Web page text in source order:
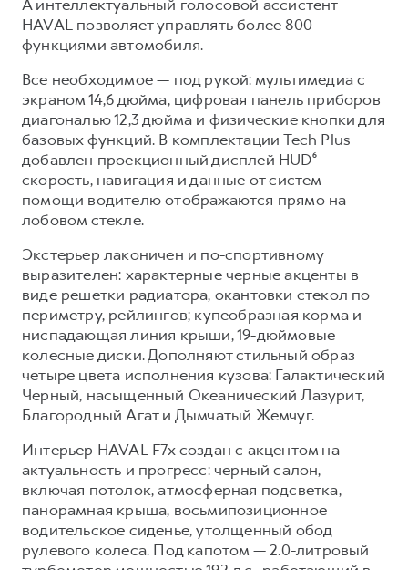
А интеллектуальный голосовой ассистент
HAVAL позволяет управлять более 800
функциями автомобиля.
Все необходимое — под рукой: мультимедиа с
экраном 14,6 дюйма, цифровая панель приборов
диагональю 12,3 дюйма и физические кнопки для
базовых функций. В комплектации Tech Plus
добавлен проекционный дисплей HUD⁶ —
скорость, навигация и данные от систем
помощи водителю отображаются прямо на
лобовом стекле.
Экстерьер лаконичен и по-спортивному
выразителен: характерные черные акценты в
виде решетки радиатора, окантовки стекол по
периметру, рейлингов; купеобразная корма и
ниспадающая линия крыши, 19-дюймовые
колесные диски. Дополняют стильный образ
четыре цвета исполнения кузова: Галактический
Черный, насыщенный Океанический Лазурит,
Благородный Агат и Дымчатый Жемчуг.
Интерьер HAVAL F7x создан с акцентом на
актуальность и прогресс: черный салон,
включая потолок, атмосферная подсветка,
панорамная крыша, восьмипозиционное
водительское сиденье, утолщенный обод
рулевого колеса. Под капотом — 2.0-литровый